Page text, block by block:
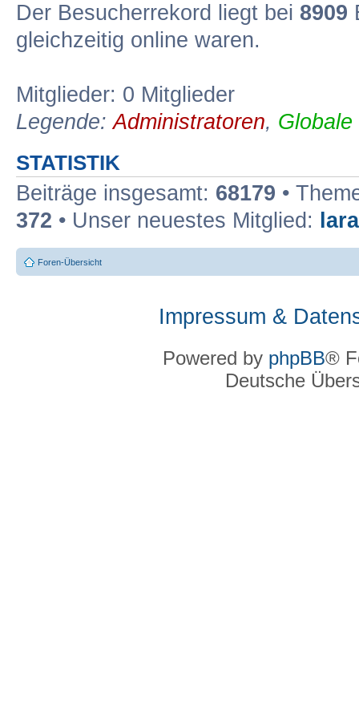
Der Besucherrekord liegt bei 8909
gleichzeitig online waren.
Mitglieder: 0 Mitglieder
Legende:Administratoren,
STATISTIK
Beiträge insgesamt: 68179 •
372 • Unser neuestes Mitglied:
Foren-Übersicht
Impressum &
Powered by phpBB®
Deutsche